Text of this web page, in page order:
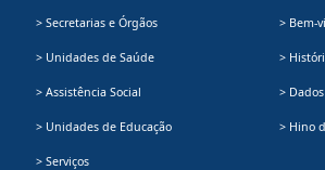
> Secretarias e Órgãos
> Unidades de Saúde
> Assistência Social
> Unidades de Educação
> Serviços
> Bem-
>
>
> Hino